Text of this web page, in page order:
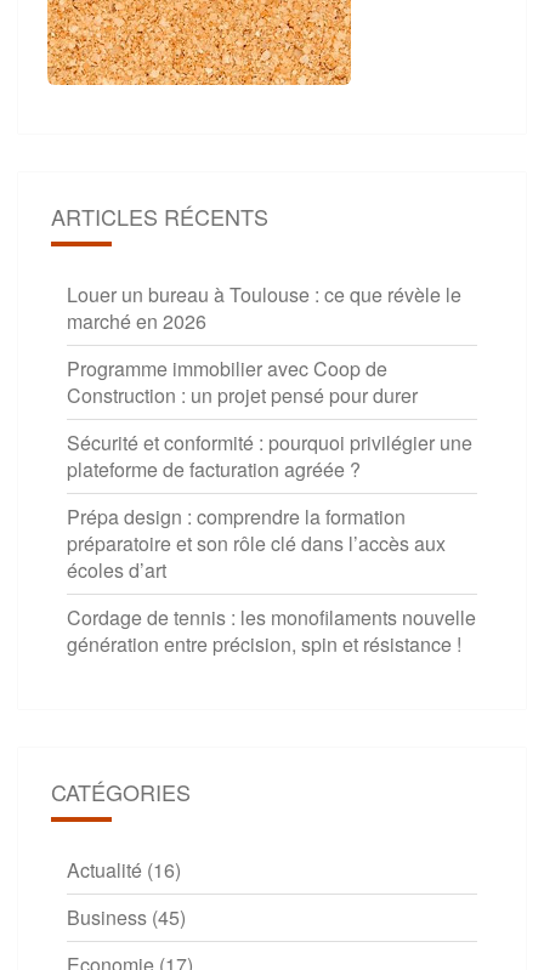
ARTICLES RÉCENTS
Louer un bureau à Toulouse : ce que révèle le
marché en 2026
Programme immobilier avec Coop de
Construction : un projet pensé pour durer
Sécurité et conformité : pourquoi privilégier une
plateforme de facturation agréée ?
Prépa design : comprendre la formation
préparatoire et son rôle clé dans l’accès aux
écoles d’art
Cordage de tennis : les monofilaments nouvelle
génération entre précision, spin et résistance !
CATÉGORIES
Actualité (16)
Business (45)
Economie (17)